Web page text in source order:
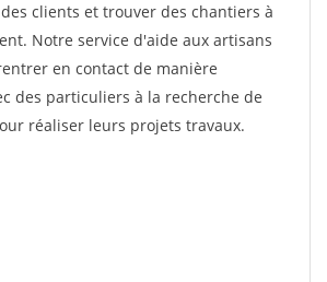
clients et trouver des chantiers à
Notre service d'aide aux artisans
en contact de manière
des particuliers à la recherche de
réaliser leurs projets travaux.